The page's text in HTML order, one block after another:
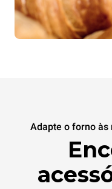
Adapte o forno às